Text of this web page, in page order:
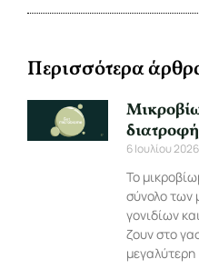
Περισσότερα
διατροφή
6 Ιουλίου 2026
Το
σύνολο των
γονιδίων
ζουν στο
μεγαλύτερη